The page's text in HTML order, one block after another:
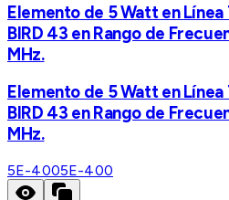
Elemento de 5 Watt en
BIRD 43 en Rango de
MHz.
Elemento de 5 Watt en
BIRD 43 en Rango de
MHz.
5E-4005E-400